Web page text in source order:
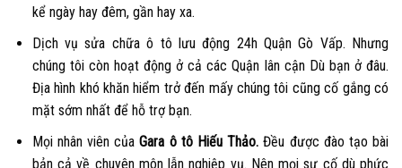
kể ngày hay đêm, gần hay xa.
Dịch vụ sửa chữa ô tô lưu động 24h Quận Gò Vấp. Nhưng
chúng tôi còn hoạt động ở cả các Quận lân cận Dù bạn ở đâu.
Địa hình khó khăn hiểm trở đến mấy chúng tôi cũng cố gắng có
mặt sớm nhất để hỗ trợ bạn.
Mọi nhân viên củaGara ô tô Hiếu Thảo. Đều được đào tạo bài
bản cả về chuyên môn lẫn nghiệp vụ. Nên mọi sự cố dù phức